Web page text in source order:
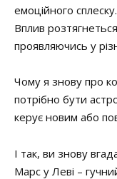
емоційного сплеску.
Вплив
проявляючись у
Чому я знову про
потрібно бути
керує новим або
І так, ви знову
Марс у Леві –